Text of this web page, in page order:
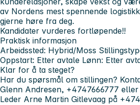
av Nordens mest spennende
gjerne høre fra deg.
Kandidater vurderes fortløpende!!
Praktisk informasjon
Arbeidssted: Hybrid/Moss
Oppstart: Etter avtale Lønn: Etter
Klar for å ta steget?
Har du spørsmål om stillingen?
Glenn Andresen, +4747666777
Leder Arne Martin Gitlevaag på